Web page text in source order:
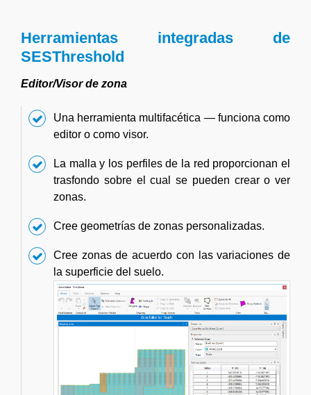
Herramientas integradas de
SESThreshold
Editor/Visor de zona
Una herramienta multifacética — funciona como
editor o como visor.
La malla y los perfiles de la red proporcionan el
trasfondo sobre el cual se pueden crear o ver
zonas.
Cree geometrías de zonas personalizadas.
Cree zonas de acuerdo con las variaciones de
la superficie del suelo.